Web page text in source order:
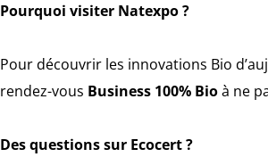
Pourquoi visiter Natexpo ?
Pour découvrir les innovations Bio
rendez-vous Business 100% Bioà ne
Des questions sur Ecocert ?